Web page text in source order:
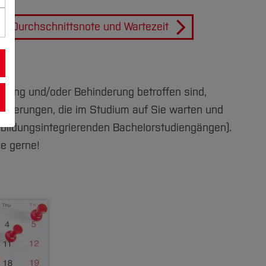
Durchschnittsnote und Wartezeit
und/oder Behinderung betroffen sind,
die im Studium auf Sie warten und
Bachelorstudiengängen).
gerne!